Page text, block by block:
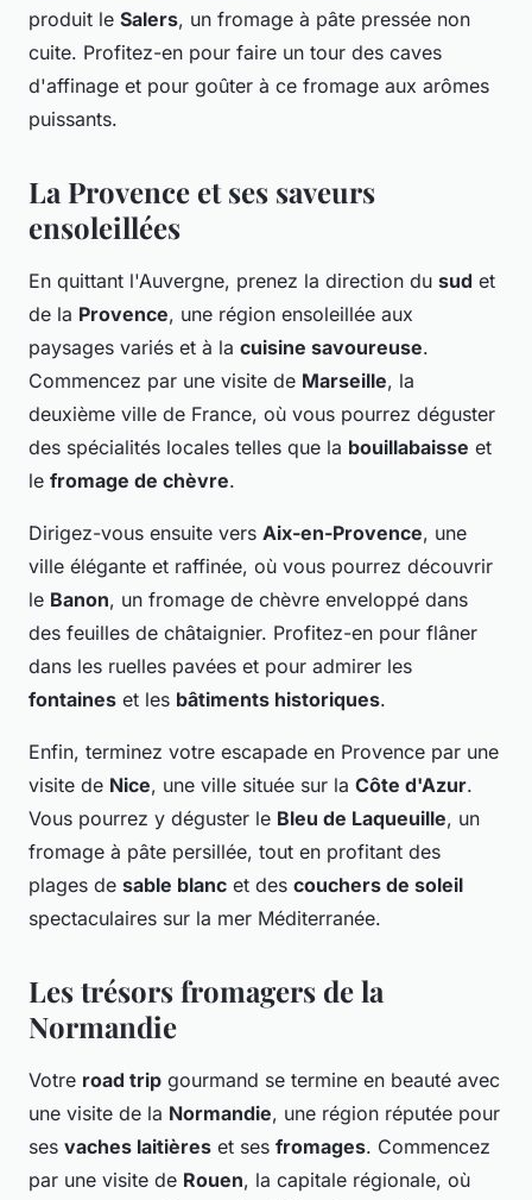
produit le Salers, un fromage à pâte pressée non
cuite. Profitez-en pour faire un tour des caves
d'affinage et pour goûter à ce fromage aux arômes
puissants.
La Provence et ses saveurs
ensoleillées
En quittant l'Auvergne, prenez la direction du sud et
de la Provence, une région ensoleillée aux
paysages variés et à la cuisine savoureuse.
Commencez par une visite de Marseille, la
deuxième ville de France, où vous pourrez déguster
des spécialités locales telles que la bouillabaisse et
le fromage de chèvre.
Dirigez-vous ensuite vers Aix-en-Provence, une
ville élégante et raffinée, où vous pourrez découvrir
le Banon, un fromage de chèvre enveloppé dans
des feuilles de châtaignier. Profitez-en pour flâner
dans les ruelles pavées et pour admirer les
fontaines et les bâtiments historiques.
Enfin, terminez votre escapade en Provence par une
visite de Nice, une ville située sur la Côte d'Azur.
Vous pourrez y déguster le Bleu de Laqueuille, un
fromage à pâte persillée, tout en profitant des
plages de sable blanc et des couchers de soleil
spectaculaires sur la mer Méditerranée.
Les trésors fromagers de la
Normandie
Votre road trip gourmand se termine en beauté avec
une visite de la Normandie, une région réputée pour
ses vaches laitières et ses fromages. Commencez
par une visite de Rouen, la capitale régionale, où